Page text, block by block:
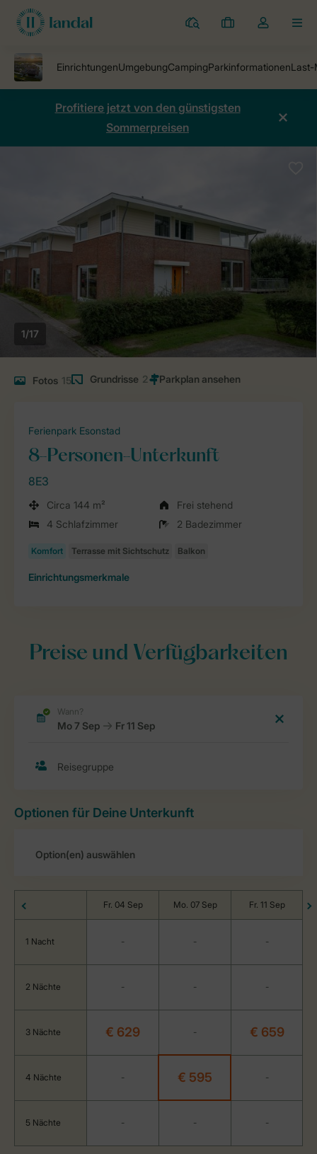
Ferienparks
Meine
Dropdown-
öffnen
Profitiere jetzt von den günstigsten
Sommerpreisen
1/17
Fotos 15 Grundrisse 2
Ferienpark Esonstad
8-Personen-Unterkunft
8E3
Circa 144 m²
Frei stehend
4 Schlafzimmer
2 Badezimmer
Einrichtungsmerkmale
Preise und Verfügbarkeiten
Optionen für Deine Unterkunft
Fr. 04 Sep Mo. 07 Sep Fr. 11 Sep
1 Nacht - - -
2 Nächte - - -
3 Nächte € 629 - € 659
4 Nächte - € 595 -
5 Nächte - - -